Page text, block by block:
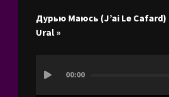
Дурью Маюсь (J’ai Le Cafard)
Ural »
vidéo
00:00